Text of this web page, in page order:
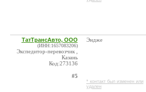
ТатТрансАвто, ООО
(ИНН:1657083206)
Экспедитор-перевозчик ,
Казань
Код:273136
#5
Эндже
* контакт был изменен или
удален